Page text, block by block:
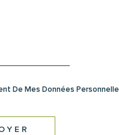
De Mes Données